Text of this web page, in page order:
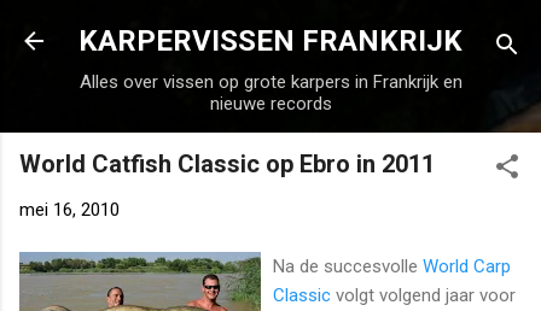
Doorgaan naar hoofdcontent
KARPERVISSEN FRANKRIJK
Alles over vissen op grote karpers in Frankrijk en
nieuwe records
World Catfish Classic op Ebro in 2011
mei 16, 2010
Na de succesvolle World Carp
Classic volgt volgend jaar voor